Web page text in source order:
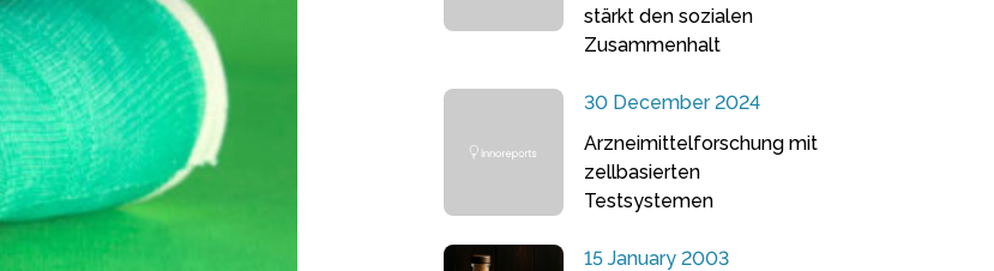
stärkt den sozialen
Zusammenhalt
30 December 2024
Arzneimittelforschung mit
zellbasierten
Testsystemen
15 January 2003